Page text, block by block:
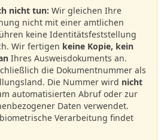
nicht tun: Wir gleichen Ihre
nicht mit einer amtlichen
keine Identitätsfeststellung
Wir fertigen keine Kopie, kein
Ihres Ausweisdokuments an.
die Dokumentnummer als
Die Nummer wird nicht
automatisierten Abruf oder zur
Daten verwendet.
Verarbeitung findet